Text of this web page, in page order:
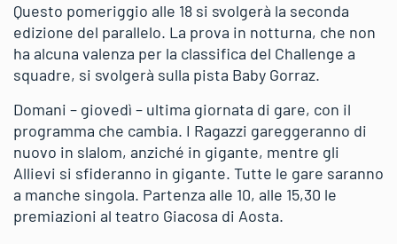
Questo pomeriggio alle 18 si svolgerà la seconda
edizione del parallelo. La prova in notturna, che non
ha alcuna valenza per la classifica del Challenge a
squadre, si svolgerà sulla pista Baby Gorraz.
Domani – giovedì – ultima giornata di gare, con il
programma che cambia. I Ragazzi gareggeranno di
nuovo in slalom, anziché in gigante, mentre gli
Allievi si sfideranno in gigante. Tutte le gare saranno
a manche singola. Partenza alle 10, alle 15,30 le
premiazioni al teatro Giacosa di Aosta.